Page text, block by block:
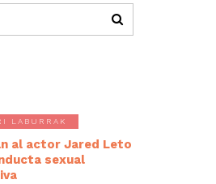
LABURRAK
al actor Jared Leto
sexual